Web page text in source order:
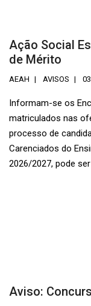
Ação Social
de Mérito
AEAH AVISOS
Informam-se os
matriculados nas
processo de
Carenciados do
2026/2027, pode
Aviso: